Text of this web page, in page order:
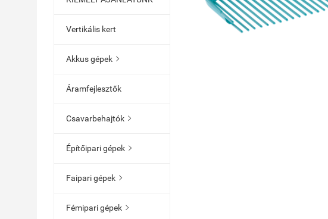
Vertikális kert
Akkus gépek 
Áramfejlesztők
Csavarbehajtók 
Építőipari gépek 
Faipari gépek 
Fémipari gépek 